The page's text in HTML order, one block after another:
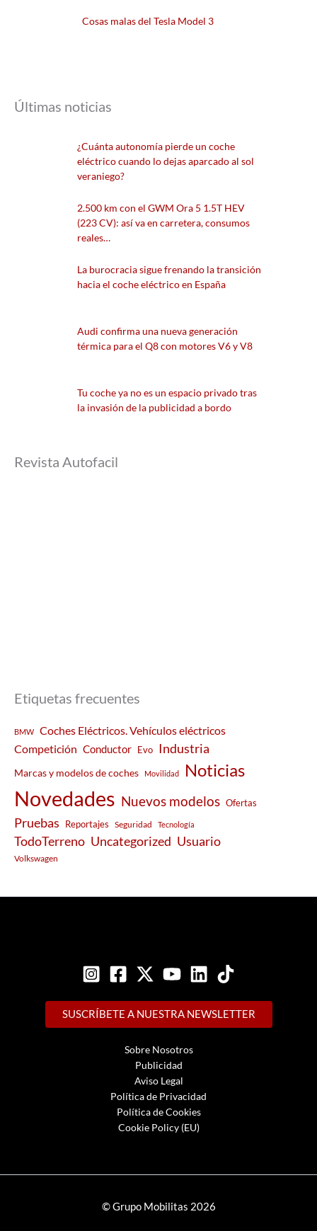
Cosas malas del Tesla Model 3
Últimas noticias
¿Cuánta autonomía pierde un coche
eléctrico cuando lo dejas aparcado al sol
veraniego?
2.500 km con el GWM Ora 5 1.5T HEV
(223 CV): así va en carretera, consumos
reales…
La burocracia sigue frenando la transición
hacia el coche eléctrico en España
Audi confirma una nueva generación
térmica para el Q8 con motores V6 y V8
Tu coche ya no es un espacio privado tras
la invasión de la publicidad a bordo
Revista Autofacil
Etiquetas frecuentes
BMW
Coches Eléctricos. Vehículos eléctricos
Competición Conductor Evo Industria
Marcas y modelos de coches Movilidad Noticias
Novedades Nuevos modelos Ofertas
Pruebas Reportajes Seguridad Tecnología
TodoTerreno Uncategorized Usuario
Volkswagen
SUSCRÍBETE A NUESTRA NEWSLETTER
Sobre Nosotros
Publicidad
Aviso Legal
Política de Privacidad
Política de Cookies
Cookie Policy (EU)
© Grupo Mobilitas 2026